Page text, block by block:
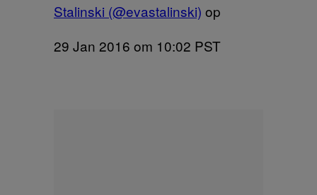
Stalinski (@evastalinski) op
29 Jan 2016 om 10:02 PST